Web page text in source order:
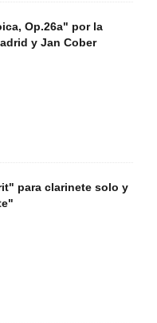
Op.26a" por la
y Jan Cober
para clarinete solo y